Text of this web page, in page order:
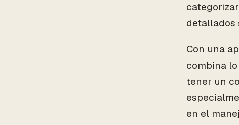
detallados
Con una
combina
tener un
en el